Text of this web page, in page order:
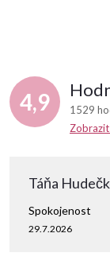
4,9
1529
Zobrazit
Táňa
29.7.2026
Spokojenost